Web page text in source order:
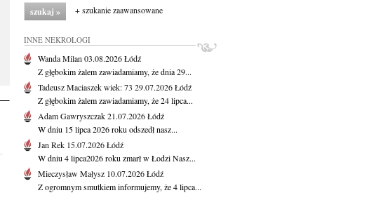
+ szukanie zaawansowane
INNE NEKROLOGI
Wanda Milan 03.08.2026Łódź
Z głębokim żalem zawiadamiamy, że dnia 29...
Tadeusz Maciaszekwiek: 73 29.07.2026Łódź
Z głębokim żalem zawiadamiamy, że 24 lipca...
Adam Gawryszczak21.07.2026Łódź
W dniu 15 lipca 2026 roku odszedł nasz...
Jan Rek 15.07.2026Łódź
W dniu 4 lipca2026 roku zmarł w Łodzi Nasz...
Mieczysław Małysz 10.07.2026Łódź
Z ogromnym smutkiem informujemy, że 4 lipca...